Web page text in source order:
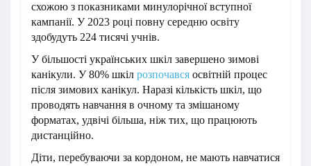
схожою з показниками минулорічної вступної
кампанії. У 2023 році повну середню освіту
здобудуть 224 тисячі учнів.
У більшості українських шкіл завершено зимові
канікули. У 80% шкіл розпочався освітній процес
після зимових канікул. Наразі кількість шкіл, що
проводять навчання в очному та змішаному
форматах, удвічі більша, ніж тих, що працюють
дистанційно.
Діти, перебуваючи за кордоном, не мають навчатися